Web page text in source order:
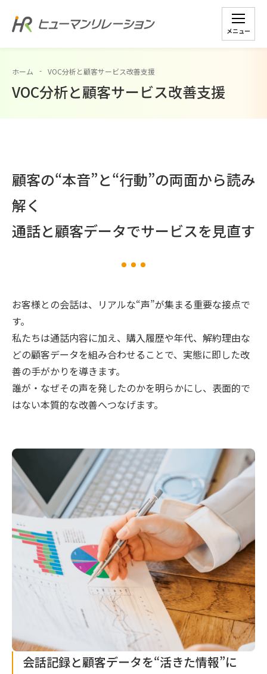
メニュー
ホーム VOC分析と顧客サービス改善支援
VOC分析と顧客サービス改善支援
顧客の“本音”と“行動”の両面から読み
解く
通話と顧客データでサービスを見直す
お客様との会話は、リアルな“声”が集まる重要な接点で
す。
私たちは通話内容に加え、購入履歴や年代、解約理由な
どの顧客データを組み合わせることで、実態に即した改
善の手がかりを導きます。
誰が・なぜその声を発したのかを明らかにし、表面的で
はない本質的な改善へつなげます。
会話記録と顧客データを“活きた情報”に